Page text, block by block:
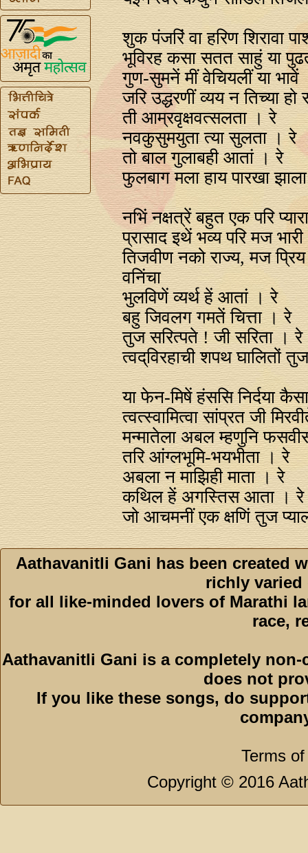
शुक पंजरिं वा हरिण शिरावा
भूविरह कसा सतत साहुं या
गुण-सुमनें मीं वेचियलीं या भावें
जरि उद्धरणीं व्यय न तिच्या हो
ती आम्रवृक्षवत्सलता । रे
नवकुसुमयुता त्या सुलता । रे
तो बाल गुलाबही आतां । रे
फुलबाग मला हाय पारखा
नभिं नक्षत्रें बहुत एक परि
प्रासाद इथें भव्य परि मज
तिजवीण नको राज्य, मज
वनिंचा
भुलविणें व्यर्थ हें आतां । रे
बहु जिवलग गमतें चित्ता । रे
तुज सरित्पते ! जी सरिता । रे
त्वद्‌विरहाची शपथ घालितों
या फेन-मिषें हंससि निर्दया
त्वत्स्वामित्वा सांप्रत जी
मन्मातेला अबल म्हणुनि
तरि आंग्लभूमि-भयभीता । रे
अबला न माझिही माता । रे
कथिल हें अगस्तिस आता । रे
जो आचमनीं एक क्षणिं तुज
Aathavanitli Gani has been created
richly varied
for all like-minded lovers of Marathi
race,
Aathavanitli Gani is a completely
does not
If you like these songs, do
Terms
Copyright © 2016